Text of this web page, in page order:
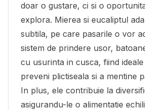
doar o gustare, ci si o
explora. Mierea si eucaliptul
subtila, pe care pasarile o vor
sistem de prindere usor,
cu usurinta in cusca, fiind
preveni plictiseala si a mentine
In plus, ele contribuie la
asigurandu-le o alimentatie